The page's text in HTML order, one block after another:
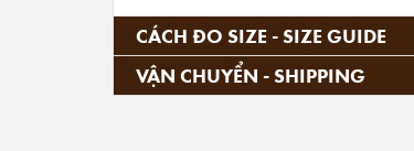
CÁCH ĐO SIZE - SIZE GUIDE
VẬN CHUYỂN - SHIPPING